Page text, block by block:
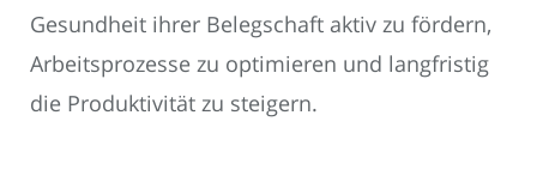
Gesundheit ihrer Belegschaft aktiv zu fördern,
Arbeitsprozesse zu optimieren und langfristig
die Produktivität zu steigern.